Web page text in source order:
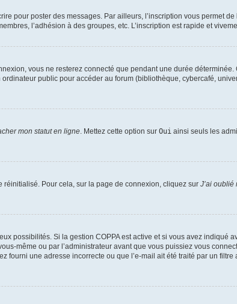
pour poster des messages. Par ailleurs, l’inscription vous permet
l’adhésion à des groupes, etc. L’inscription est rapide et
vous ne resterez connecté que pendant une durée
public pour accéder au forum (bibliothèque, cybercafé,
mon statut en ligne. Mettez cette option sur Oui ainsi seuls les
Pour cela, sur la page de connexion, cliquez sur J’ai oublié
possibilités. Si la gestion COPPA est active et si vous avez indiqué
même ou par l’administrateur avant que vous puissiez vous
fourni une adresse incorrecte ou que l’e-mail ait été traité par un